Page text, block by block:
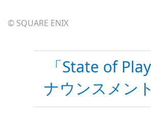
© SQUARE ENIX
「State of
ナウンスメン